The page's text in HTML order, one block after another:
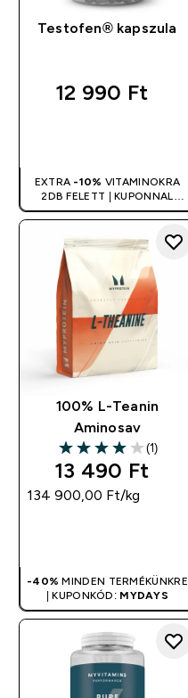
Testofen® kapszula
12 990 Ft‎
EXTRA -10% VITAMINOKRA
2DB FELETT | KUPONNAL
ÖSSZEVONHATÓ
100% L-Teanin
Aminosav
4 out of 5 stars
(1)
13 490 Ft‎
134 900,00 Ft‎/kg
-40% MINDEN TERMÉKÜNKRE
| KUPONKÓD: MYDAYS